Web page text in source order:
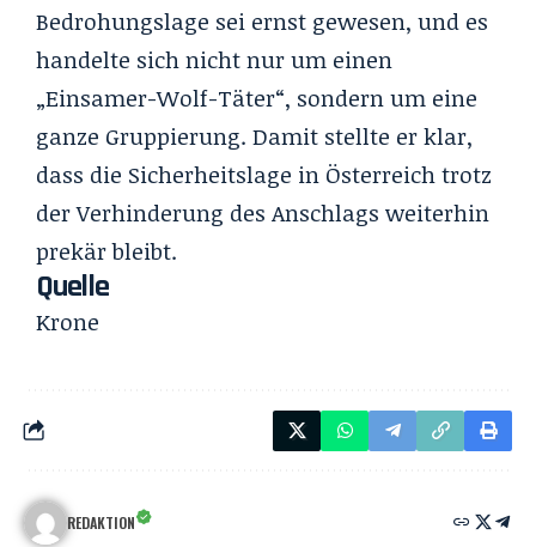
Bedrohungslage sei ernst gewesen, und es
handelte sich nicht nur um einen
„Einsamer-Wolf-Täter“, sondern um eine
ganze Gruppierung. Damit stellte er klar,
dass die Sicherheitslage in Österreich trotz
der Verhinderung des Anschlags weiterhin
prekär bleibt.
Quelle
Krone
REDAKTION